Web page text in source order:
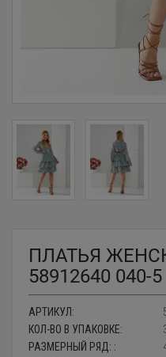
ПЛАТЬЯ
58912640 040-5
АРТИКУЛ:
КОЛ-ВО В УПАКОВКЕ:
РАЗМЕРНЫЙ РЯД: :